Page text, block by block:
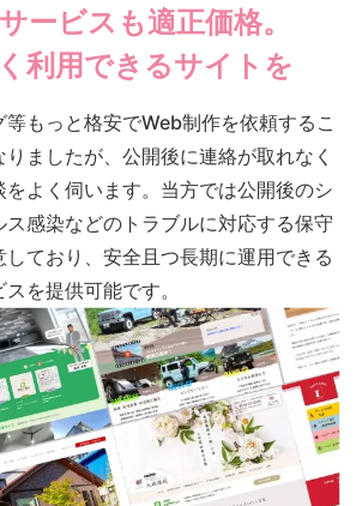
ービスも適正価格。
利用できるサイトを
等もっと格安でWeb制作を依頼するこ
ましたが、公開後に連絡が取れなく
よく伺います。当方では公開後のシ
感染などのトラブルに対応する保守
ており、安全且つ長期に運用できる
を提供可能です。